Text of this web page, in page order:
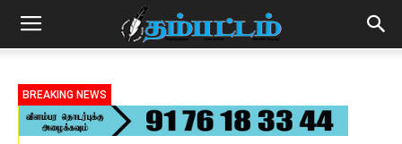
BREAKING NEWS